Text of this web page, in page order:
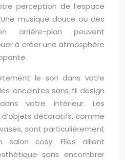
perception de l’espace
musique douce ou des
arrière-plan peuvent
à créer une atmosphère
le son dans votre
enceintes sans fil design
votre intérieur. Les
décoratifs, comme
sont particulièrement
salon cosy. Elles allient
sans encombrer